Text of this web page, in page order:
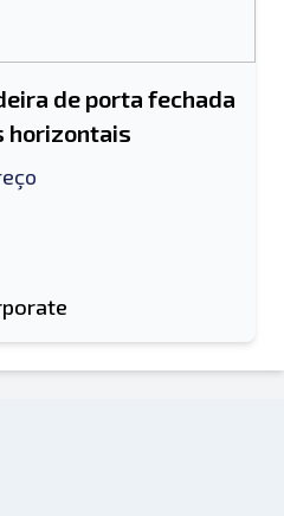
de porta fechada
horizontais